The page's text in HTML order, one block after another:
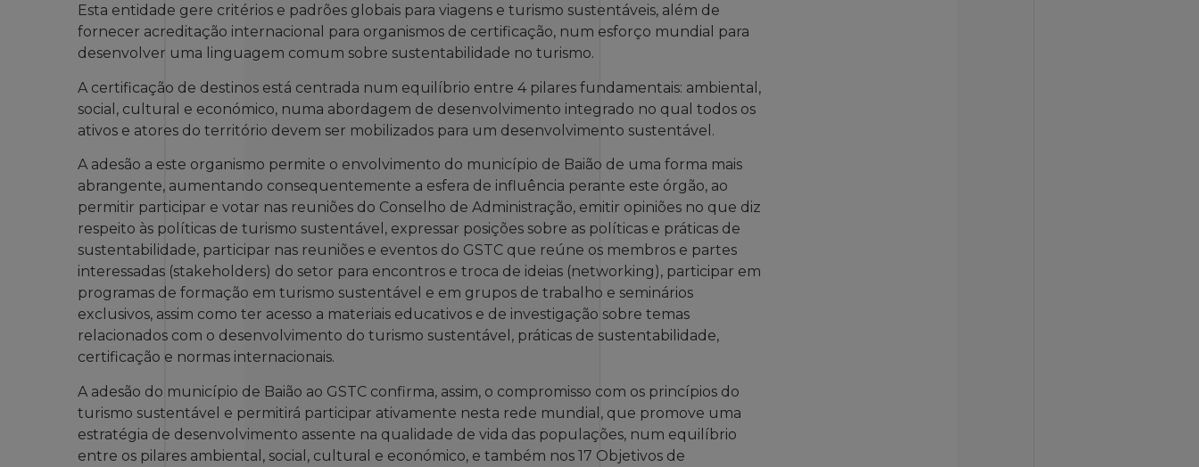
Esta entidade gere critérios e padrões globais para viagens e turismo sustentáveis, além de
fornecer acreditação internacional para organismos de certificação, num esforço mundial para
desenvolver uma linguagem comum sobre sustentabilidade no turismo.
A certificação de destinos está centrada num equilíbrio entre 4 pilares fundamentais: ambiental,
social, cultural e económico, numa abordagem de desenvolvimento integrado no qual todos os
ativos e atores do território devem ser mobilizados para um desenvolvimento sustentável.
A adesão a este organismo permite o envolvimento do município de Baião de uma forma mais
abrangente, aumentando consequentemente a esfera de influência perante este órgão, ao
permitir participar e votar nas reuniões do Conselho de Administração, emitir opiniões no que diz
respeito às políticas de turismo sustentável, expressar posições sobre as políticas e práticas de
sustentabilidade, participar nas reuniões e eventos do GSTC que reúne os membros e partes
interessadas (stakeholders) do setor para encontros e troca de ideias (networking), participar em
programas de formação em turismo sustentável e em grupos de trabalho e seminários
exclusivos, assim como ter acesso a materiais educativos e de investigação sobre temas
relacionados com o desenvolvimento do turismo sustentável, práticas de sustentabilidade,
certificação e normas internacionais.
A adesão do município de Baião ao GSTC confirma, assim, o compromisso com os princípios do
turismo sustentável e permitirá participar ativamente nesta rede mundial, que promove uma
estratégia de desenvolvimento assente na qualidade de vida das populações, num equilíbrio
entre os pilares ambiental, social, cultural e económico, e também nos 17 Objetivos de